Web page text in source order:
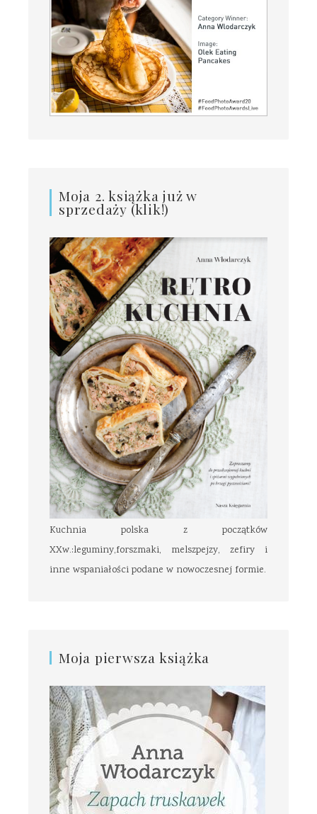
Moja 2. książka już w
sprzedaży (klik!)
Kuchnia polska z początków
XXw.:leguminy,forszmaki, melszpejzy, zefiry i
inne wspaniałości podane w nowoczesnej formie.
Moja pierwsza książka